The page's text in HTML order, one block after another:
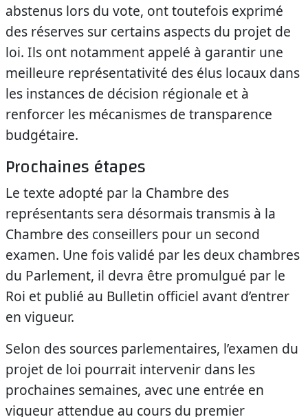
abstenus lors du vote, ont toutefois exprimé
des réserves sur certains aspects du projet de
loi. Ils ont notamment appelé à garantir une
meilleure représentativité des élus locaux dans
les instances de décision régionale et à
renforcer les mécanismes de transparence
budgétaire.
Prochaines étapes
Le texte adopté par la Chambre des
représentants sera désormais transmis à la
Chambre des conseillers pour un second
examen. Une fois validé par les deux chambres
du Parlement, il devra être promulgué par le
Roi et publié au Bulletin officiel avant d’entrer
en vigueur.
Selon des sources parlementaires, l’examen du
projet de loi pourrait intervenir dans les
prochaines semaines, avec une entrée en
vigueur attendue au cours du premier